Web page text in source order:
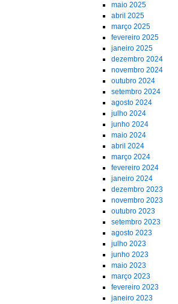
maio 2025
abril 2025
março 2025
fevereiro 2025
janeiro 2025
dezembro 2024
novembro 2024
outubro 2024
setembro 2024
agosto 2024
julho 2024
junho 2024
maio 2024
abril 2024
março 2024
fevereiro 2024
janeiro 2024
dezembro 2023
novembro 2023
outubro 2023
setembro 2023
agosto 2023
julho 2023
junho 2023
maio 2023
março 2023
fevereiro 2023
janeiro 2023